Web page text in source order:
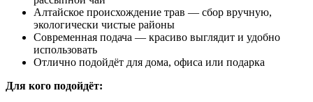
Алтайское происхождение трав — сбор вручную,
экологически чистые районы
Современная подача — красиво выглядит и удобно
использовать
Отлично подойдёт для дома, офиса или подарка
Для кого подойдёт: